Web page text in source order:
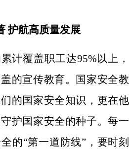
护航高质量发展
计覆盖职工达95%以上，
的宣传教育。国家安全教
的国家安全知识，更在他
护国家安全的种子。每一
的“第一道防线”，要时刻